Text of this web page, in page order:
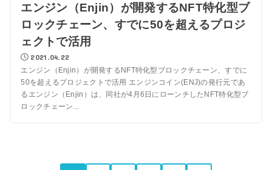
エンジン（Enjin）が開発するNFT特化型ブ
ロックチェーン、すでに50を超えるプロジ
ェクトで活用
2021.04.22
エンジン（Enjin）が開発するNFT特化型ブロックチェーン、すでに
50を超えるプロジェクトで活用 エンジンコイン(ENJ)の発行元であ
るエンジン（Enjin）は、同社が4月6日にローンチしたNFT特化型ブ
ロックチェーン...